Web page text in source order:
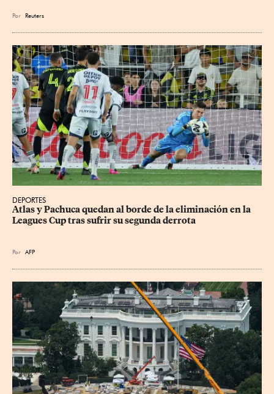
Por Reuters
DEPORTES
Atlas y Pachuca quedan al borde de la eliminación en la
Leagues Cup tras sufrir su segunda derrota
Por AFP